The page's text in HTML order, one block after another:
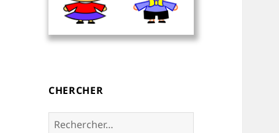
devinettes, pour
enfants.
CHERCHER
Rechercher :